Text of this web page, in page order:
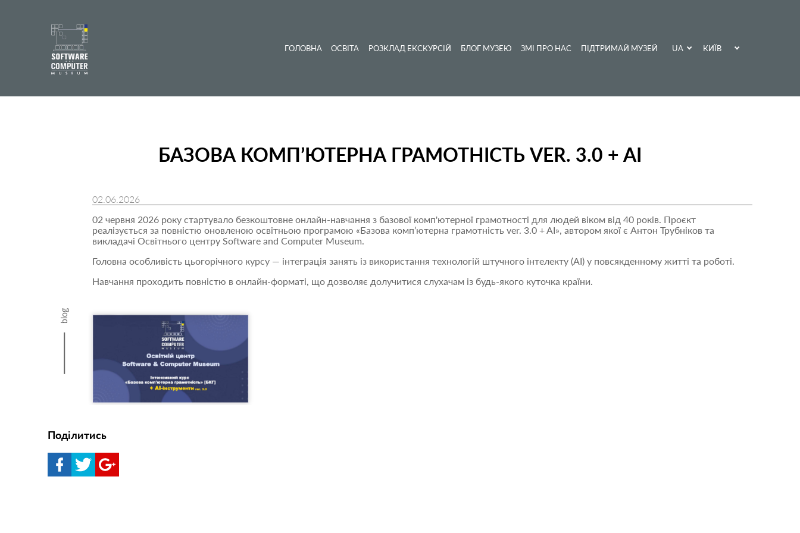
ГОЛОВНА ОСВІТА РОЗКЛАД ЕКСКУРСІЙ БЛОГ МУЗЕЮ ЗМІ ПРО НАС ПІДТРИМАЙ МУЗЕЙ
UA
КИЇВ
БАЗОВА КОМПʼЮТЕРНА ГРАМОТНІСТЬ VER. 3.0 + AІ
blog
02.06.2026
02 червня 2026 року стартувало безкоштовне онлайн-навчання з базової комп'ютерної грамотності для людей віком від 40 років. Проєкт
реалізується за повністю оновленою освітньою програмою «Базова компʼютерна грамотність ver. 3.0 + AІ», автором якої є Антон Трубніков та
викладачі Освітнього центру Software and Computer Museum.
Головна особливість цьогорічного курсу — інтеграція занять із використання технологій штучного інтелекту (AI) у повсякденному житті та роботі.
Навчання проходить повністю в онлайн-форматі, що дозволяє долучитися слухачам із будь-якого куточка країни.
Поділитись